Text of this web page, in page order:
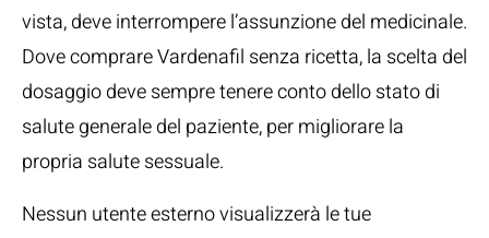
vista, deve interrompere l’assunzione del medicinale.
Dove comprare Vardenafil senza ricetta, la scelta del
dosaggio deve sempre tenere conto dello stato di
salute generale del paziente, per migliorare la
propria salute sessuale.
Nessun utente esterno visualizzerà le tue